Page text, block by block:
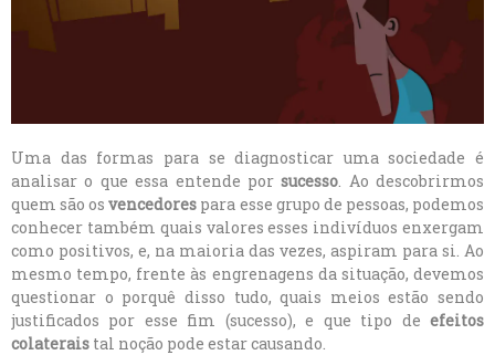
Uma das formas para se diagnosticar uma sociedade é
analisar o que essa entende porsucesso. Ao descobrirmos
quem são osvencedores para esse grupo de pessoas, podemos
conhecer também quais valores esses indivíduos enxergam
como positivos, e, na maioria das vezes, aspiram para si. Ao
mesmo tempo, frente às engrenagens da situação, devemos
questionar o porquê disso tudo, quais meios estão sendo
justificados por esse fim (sucesso), e que tipo de efeitos
colaterais tal noção pode estar causando.